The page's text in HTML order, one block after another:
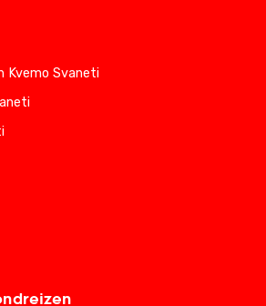
Kvemo Svaneti